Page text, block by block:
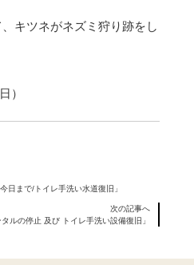
キツネがネズミ狩り跡をし
）
日まで/トイレ手洗い水道復旧」
次の記事へ
ルの停止 及び トイレ手洗い設備復旧」